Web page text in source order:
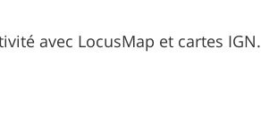
avec LocusMap et cartes IGN.